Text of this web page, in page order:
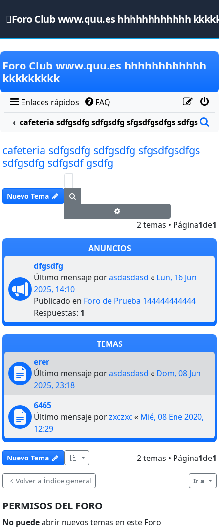
Foro Club www.quu.es hhhhhhhhhhhh
Obviar
Foro Club www.quu.es hhhhhhhhhhhh
kkkkkkkkk
Enlaces rápidos
FAQ
cafeteria sdfgsdfg sdfgsdfg sfgsdfgsdfgs sdfgsdfg
cafeteria sdfgsdfg sdfgsdfg sfgsdfgsdfgs
sdfgsdfg sdfgsdf gsdfg
Nuevo Tema
2 temas • Página1de1
ANUNCIOS
dfgsdfg
Último mensaje porasdasdasd « Lun, 16 Jun
2025, 14:10
Publicado en Foro de Prueba 144444444444
Respuestas: 1
TEMAS
erer
Último mensaje porasdasdasd « Dom, 08 Jun
2025, 23:18
6465
Último mensaje porzxczxc « Mié, 08 Ene 2020,
12:29
Nuevo Tema 2 temas • Página1de1
Volver a Índice general Ir a
PERMISOS DEL FORO
No puedeabrir nuevos temas en este Foro